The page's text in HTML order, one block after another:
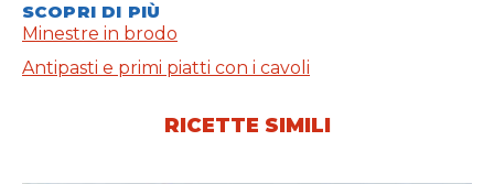
SCOPRI DI PIÙ
Minestre in brodo
Antipasti e primi piatti con i cavoli
RICETTE SIMILI